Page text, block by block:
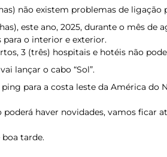
não existem problemas de ligação
este ano, 2025, durante o mês de
para o interior e exterior.
3 (três) hospitais e hotéis não
lançar o cabo “Sol”.
para a costa leste da América do
poderá haver novidades, vamos ficar
tarde.